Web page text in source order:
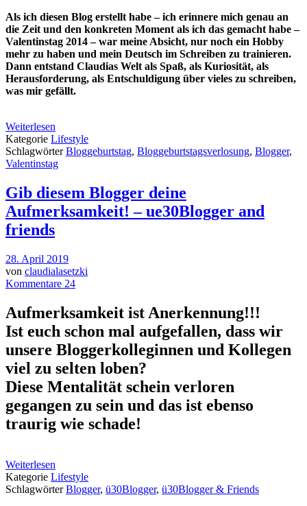
Als ich diesen Blog erstellt habe – ich erinnere mich genau an
die Zeit und den konkreten Moment als ich das gemacht habe –
Valentinstag 2014 – war meine Absicht, nur noch ein Hobby
mehr zu haben und mein Deutsch im Schreiben zu trainieren.
Dann entstand Claudias Welt als Spaß, als Kuriosität, als
Herausforderung, als Entschuldigung über vieles zu schreiben,
was mir gefällt.
Weiterlesen
Kategorie Lifestyle
SchlagwörterBloggeburtstag, Bloggeburtstagsverlosung, Blogger,
Valentinstag
Gib diesem Blogger deine
Aufmerksamkeit! – ue30Blogger and
friends
28. April 2019
von claudialasetzki
Kommentare 24
Aufmerksamkeit ist Anerkennung!!!
Ist euch schon mal aufgefallen, dass wir
unsere Bloggerkolleginnen und Kollegen
viel zu selten loben?
Diese Mentalität schein verloren
gegangen zu sein und das ist ebenso
traurig wie schade!
Weiterlesen
Kategorie Lifestyle
SchlagwörterBlogger, ü30Blogger, ü30Blogger & Friends